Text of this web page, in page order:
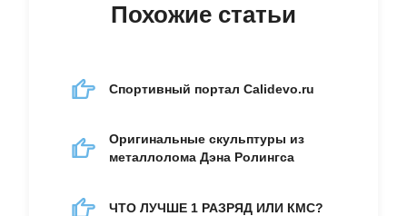
Похожие статьи
Спортивный портал Calidevo.ru
Оригинальные скульптуры из
металлолома Дэна Ролингса
ЧТО ЛУЧШЕ 1 РАЗРЯД ИЛИ КМС?